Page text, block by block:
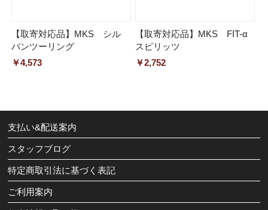
【取寄対応品】MKS シル
バンツーリング
￥4,573
【取寄対応品】MKS FIT-α
スピリッツ
￥2,752
支払い&配送案内
スタッフブログ
特定商取引法に基づく表記
ご利用案内